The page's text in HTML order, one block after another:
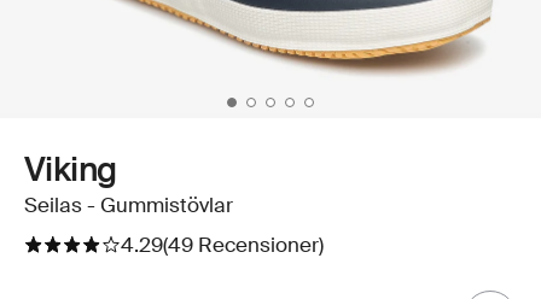
Viking
Seilas - Gummistövlar
4.29(49 Recensioner)